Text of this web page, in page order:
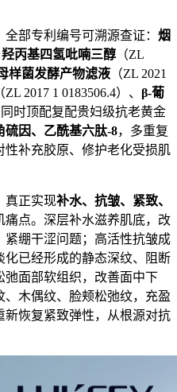
部专利编号可溯源查证： 烟
羟丙基四氢吡喃三醇 （ZL
样菌发酵产物滤液 （ZL 2021
（ZL 2017 1 0183506.4）、 β-葡
同时顶配复配贵妇级抗老黄金
硫因、乙酰基六肽-8，多重复
补充胶原、修护老化受损肌
真正实现补水、抗皱、紧致、
痛点。深层补水滋养肌底，改
绷干涩问题；高活性抗皱成
已经形成的静态深纹、阻断
面部软组织，改善面中下
木偶纹、脸颊松弛纹，充盈
恢复紧致弹性，从根源对抗